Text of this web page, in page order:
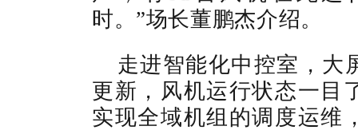
时。”场长董鹏杰介绍。
走进智能化中控室，大
更新，风机运行状态一目
实现全域机组的调度运维